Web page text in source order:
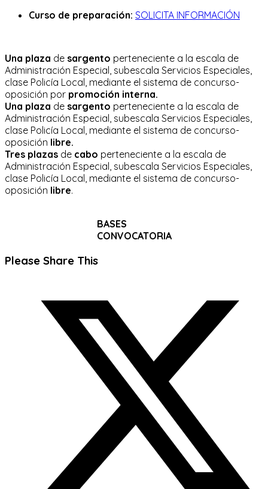
Curso de preparación: SOLICITA INFORMACIÓN
Una plaza de sargento perteneciente a la escala de
Administración Especial, subescala Servicios Especiales,
clase Policía Local, mediante el sistema de concurso-
oposición por promoción interna.
Una plaza de sargento perteneciente a la escala de
Administración Especial, subescala Servicios Especiales,
clase Policía Local, mediante el sistema de concurso-
oposición libre.
Tres plazas de cabo perteneciente a la escala de
Administración Especial, subescala Servicios Especiales,
clase Policía Local, mediante el sistema de concurso-
oposición libre.
BASES
CONVOCATORIA
Please Share ThisCompartir